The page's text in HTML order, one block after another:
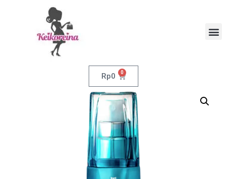
Rp0 0